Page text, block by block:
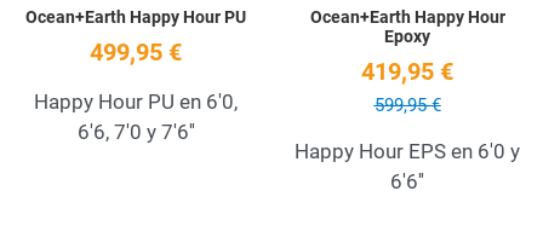
Ocean+Earth Happy Hour PU
499,95 €
Happy Hour PU en 6'0,
6'6, 7'0 y 7'6''
Ocean+Earth Happy Hour
Epoxy
419,95 €
599,95 €
Happy Hour EPS en 6'0 y
6'6''